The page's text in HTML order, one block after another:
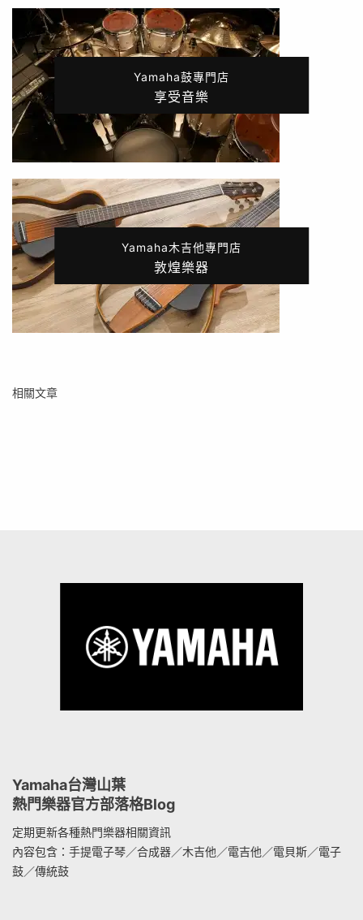
Yamaha鼓專門店
享受音樂
Yamaha木吉他專門店
敦煌樂器
相關文章
Yamaha台灣山葉
熱門樂器官方部落格Blog
定期更新各種熱門樂器相關資訊
內容包含：手提電子琴／合成器／木吉他／電吉他／電貝斯／電子
鼓／傳統鼓